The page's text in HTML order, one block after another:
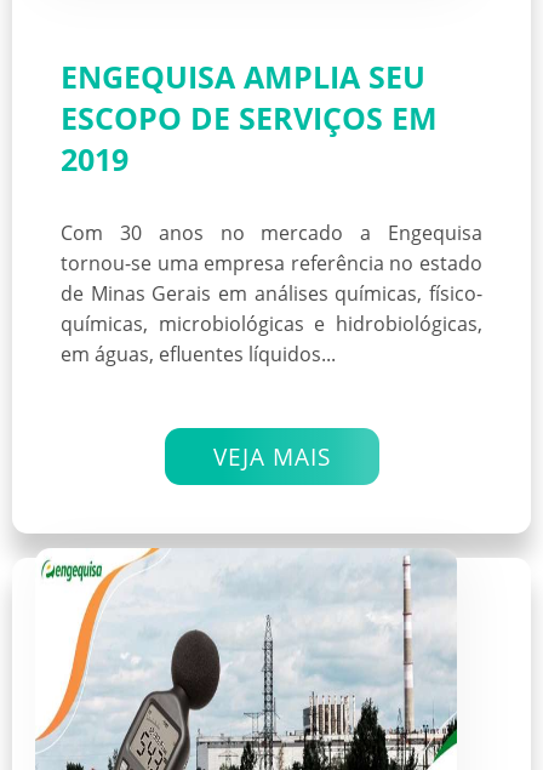
ENGEQUISA AMPLIA SEU
ESCOPO DE SERVIÇOS EM
2019
Com 30 anos no mercado a Engequisa
tornou-se uma empresa referência no estado
de Minas Gerais em análises químicas, físico-
químicas, microbiológicas e hidrobiológicas,
em águas, efluentes líquidos...
VEJA MAIS